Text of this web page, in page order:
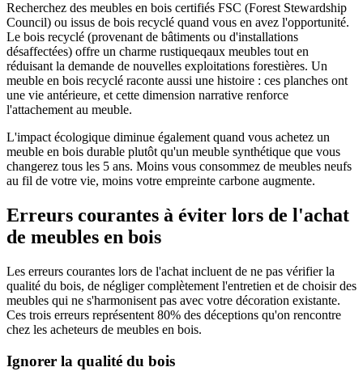
Recherchez des meubles en bois certifiés FSC (Forest Stewardship
Council) ou issus de bois recyclé quand vous en avez l'opportunité.
Le bois recyclé (provenant de bâtiments ou d'installations
désaffectées) offre un charme rustiqueqaux meubles tout en
réduisant la demande de nouvelles exploitations forestières. Un
meuble en bois recyclé raconte aussi une histoire : ces planches ont
une vie antérieure, et cette dimension narrative renforce
l'attachement au meuble.
L'impact écologique diminue également quand vous achetez un
meuble en bois durable plutôt qu'un meuble synthétique que vous
changerez tous les 5 ans. Moins vous consommez de meubles neufs
au fil de votre vie, moins votre empreinte carbone augmente.
Erreurs courantes à éviter lors de l'achat
de meubles en bois
Les erreurs courantes lors de l'achat incluent de ne pas vérifier la
qualité du bois, de négliger complètement l'entretien et de choisir des
meubles qui ne s'harmonisent pas avec votre décoration existante.
Ces trois erreurs représentent 80% des déceptions qu'on rencontre
chez les acheteurs de meubles en bois.
Ignorer la qualité du bois